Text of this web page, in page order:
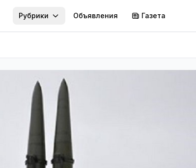
Рубрики Объявления Газета